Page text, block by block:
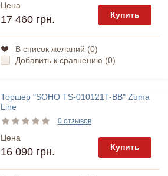
Цена
17 460 грн. Купить
В список желаний (0)
Добавить к сравнению (0)
Торшер "SOHO TS-010121T-BB" Zuma
Line
0 отзывов
Цена
16 090 грн. Купить